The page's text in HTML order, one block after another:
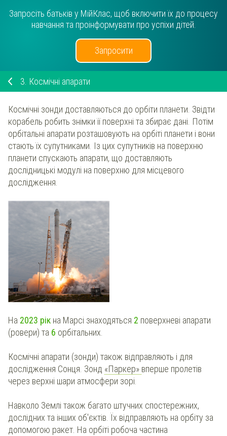
Запросіть батьків у МійКлас, щоб включити їх до процесу
навчання та проінформувати про успіхи дітей.
Запросити
3. Космічні апарати
Космічні зонди доставляються до орбіти планети. Звідти
корабель робить знімки її поверхні та збирає дані. Потім
орбітальні апарати розташовують на орбіті планети і вони
стають їх супутниками. Із цих супутників на поверхню
планети спускають апарати, що доставляють
дослідницькі модулі на поверхню для місцевого
дослідження.
На 2023 рік на Марсі знаходяться 2 поверхневі апарати
(ровери) та 6 орбітальних.
Космічні апарати (зонди) також відправляють і для
дослідження Сонця. Зонд «Паркер» вперше пролетів
через верхні шари атмосфери зорі.
Навколо Землі також багато штучних спостережних,
дослідних та інших об'єктів. Їх відправляють на орбіту за
допомогою ракет. На орбіті робоча частина